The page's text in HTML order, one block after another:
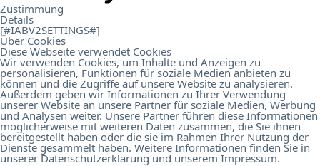
Zustimmung
Details
[#IABV2SETTINGS#]
Über Cookies
Diese Webseite verwendet Cookies
Wir verwenden Cookies, um Inhalte und Anzeigen zu
personalisieren, Funktionen für soziale Medien anbieten zu
können und die Zugriffe auf unsere Website zu analysieren.
Außerdem geben wir Informationen zu Ihrer Verwendung
unserer Website an unsere Partner für soziale Medien, Werbung
und Analysen weiter. Unsere Partner führen diese Informationen
möglicherweise mit weiteren Daten zusammen, die Sie ihnen
bereitgestellt haben oder die sie im Rahmen Ihrer Nutzung der
Dienste gesammelt haben. Weitere Informationen finden Sie in
unserer Datenschutzerklärung und unserem Impressum.
Us.
Career.
Contact.